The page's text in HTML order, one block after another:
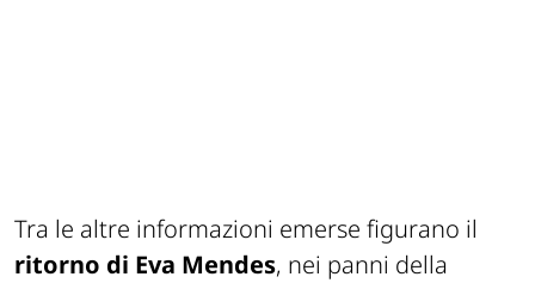
Tra le altre informazioni emerse figurano il
ritorno di Eva Mendes, nei panni della